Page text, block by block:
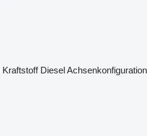
Kraftstoff DieselAchsenkonfiguration